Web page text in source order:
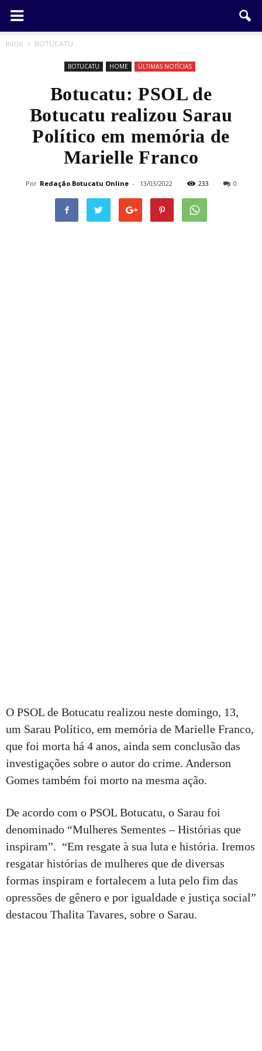
Início BOTUCATU
BOTUCATU HOME ÚLTIMAS NOTÍCIAS
Botucatu: PSOL de
Botucatu realizou Sarau
Político em memória de
Marielle Franco
Por Redação Botucatu Online - 13/03/2022 233 0
O PSOL de Botucatu realizou neste domingo, 13,
um Sarau Político, em memória de Marielle Franco,
que foi morta há 4 anos, ainda sem conclusão das
investigações sobre o autor do crime. Anderson
Gomes também foi morto na mesma ação.
De acordo com o PSOL Botucatu, o Sarau foi
denominado “Mulheres Sementes – Histórias que
inspiram”. “Em resgate à sua luta e história. Iremos
resgatar histórias de mulheres que de diversas
formas inspiram e fortalecem a luta pelo fim das
opressões de gênero e por igualdade e justiça social”
destacou Thalita Tavares, sobre o Sarau.